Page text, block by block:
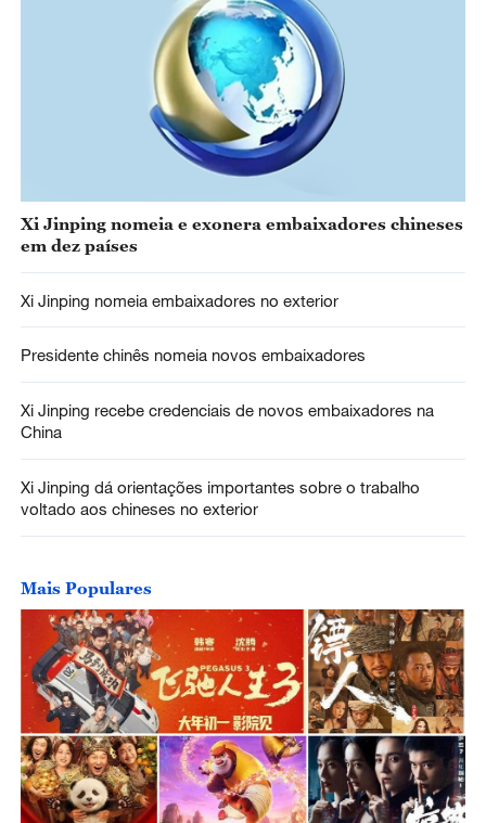
Xi Jinping nomeia e exonera embaixadores chineses
em dez países
Xi Jinping nomeia embaixadores no exterior
Presidente chinês nomeia novos embaixadores
Xi Jinping recebe credenciais de novos embaixadores na
China
Xi Jinping dá orientações importantes sobre o trabalho
voltado aos chineses no exterior
Mais Populares